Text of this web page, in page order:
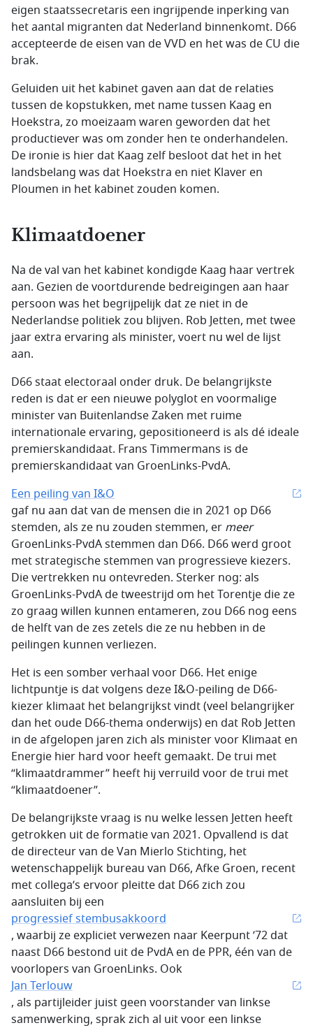
eigen staatssecretaris een ingrijpende inperking van
het aantal migranten dat Nederland binnenkomt. D66
accepteerde de eisen van de VVD en het was de CU die
brak.
Geluiden uit het kabinet gaven aan dat de relaties
tussen de kopstukken, met name tussen Kaag en
Hoekstra, zo moeizaam waren geworden dat het
productiever was om zonder hen te onderhandelen.
De ironie is hier dat Kaag zelf besloot dat het in het
landsbelang was dat Hoekstra en niet Klaver en
Ploumen in het kabinet zouden komen.
Klimaatdoener
Na de val van het kabinet kondigde Kaag haar vertrek
aan. Gezien de voortdurende bedreigingen aan haar
persoon was het begrijpelijk dat ze niet in de
Nederlandse politiek zou blijven. Rob Jetten, met twee
jaar extra ervaring als minister, voert nu wel de lijst
aan.
D66 staat electoraal onder druk. De belangrijkste
reden is dat er een nieuwe polyglot en voormalige
minister van Buitenlandse Zaken met ruime
internationale ervaring, gepositioneerd is als dé ideale
premierskandidaat. Frans Timmermans is de
premierskandidaat van GroenLinks-PvdA.
Een peiling van I&O
gaf nu aan dat van de mensen die in 2021 op D66
stemden, als ze nu zouden stemmen, er meer
GroenLinks-PvdA stemmen dan D66. D66 werd groot
met strategische stemmen van progressieve kiezers.
Die vertrekken nu ontevreden. Sterker nog: als
GroenLinks-PvdA de tweestrijd om het Torentje die ze
zo graag willen kunnen entameren, zou D66 nog eens
de helft van de zes zetels die ze nu hebben in de
peilingen kunnen verliezen.
Het is een somber verhaal voor D66. Het enige
lichtpuntje is dat volgens deze I&O-peiling de D66-
kiezer klimaat het belangrijkst vindt (veel belangrijker
dan het oude D66-thema onderwijs) en dat Rob Jetten
in de afgelopen jaren zich als minister voor Klimaat en
Energie hier hard voor heeft gemaakt. De trui met
“klimaatdrammer” heeft hij verruild voor de trui met
“klimaatdoener”.
De belangrijkste vraag is nu welke lessen Jetten heeft
getrokken uit de formatie van 2021. Opvallend is dat
de directeur van de Van Mierlo Stichting, het
wetenschappelijk bureau van D66, Afke Groen, recent
met collega’s ervoor pleitte dat D66 zich zou
aansluiten bij een
progressief stembusakkoord
, waarbij ze expliciet verwezen naar Keerpunt ’72 dat
naast D66 bestond uit de PvdA en de PPR, één van de
voorlopers van GroenLinks. Ook
Jan Terlouw
, als partijleider juist geen voorstander van linkse
samenwerking, sprak zich al uit voor een linkse